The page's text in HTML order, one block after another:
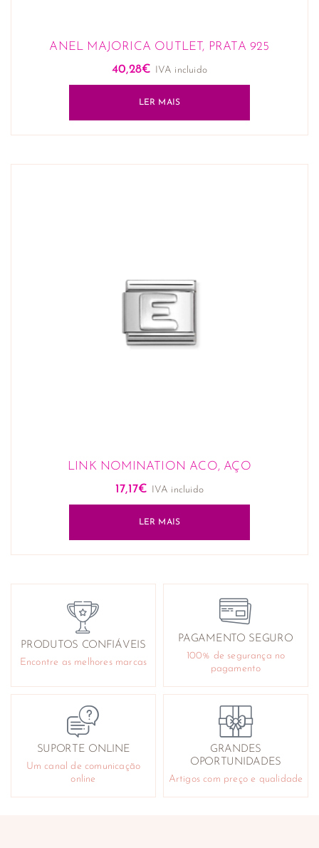
ANEL MAJORICA OUTLET, PRATA 925
40,28€ IVA incluido
LER MAIS
LINK NOMINATION ACO, AÇO
17,17€ IVA incluido
LER MAIS
PRODUTOS CONFIÁVEIS
Encontre as melhores marcas
PAGAMENTO SEGURO
100% de segurança no
pagamento
SUPORTE ONLINE
Um canal de comunicação
online
GRANDES
OPORTUNIDADES
Artigos com preço e qualidade